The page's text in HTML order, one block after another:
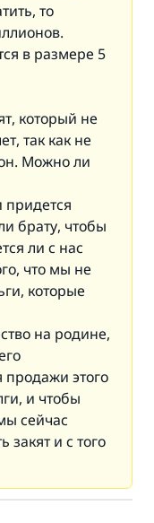
то
в размере 5
который не
так как не
Можно ли
придется
брату, чтобы
ли с нас
что мы не
которые
на родине,
этого
и чтобы
сейчас
и с того